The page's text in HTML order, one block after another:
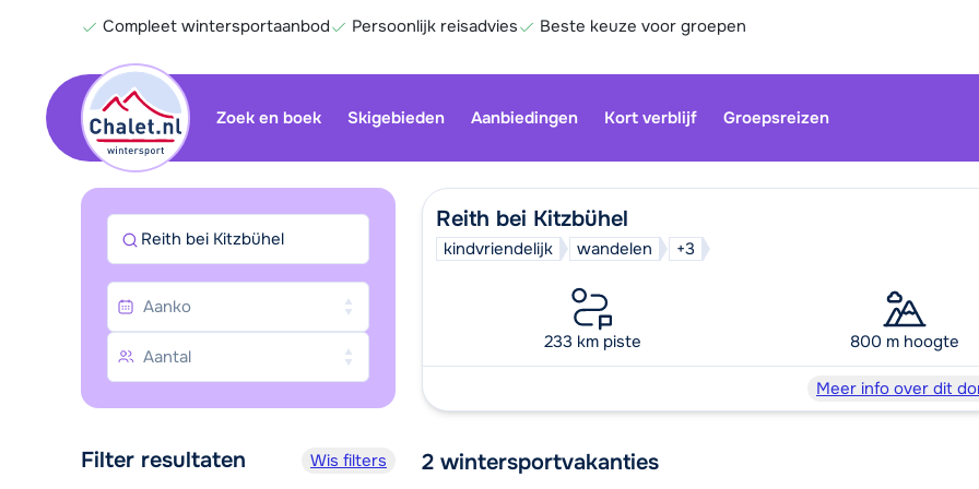
Compleet wintersportaanbod Persoonlijk reisadvies Beste keuze voor groepen
Zoek en boek Skigebieden Aanbiedingen Kort verblijf Groepsreizen
Reith bei Kitzbühel
kindvriendelijk wandelen +3
233 km piste 800 m hoogte
Meer info over dit
2 wintersportvakanties
Reith bei Kitzbühel
Filter resultaten Wis filters